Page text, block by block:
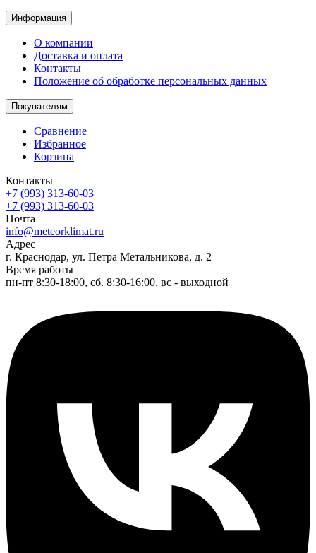
Информация
О компании
Доставка и оплата
Контакты
Положение об обработке персональных данных
Покупателям
Сравнение
Избранное
Корзина
Контакты
+7 (993) 313-60-03
+7 (993) 313-60-03
Почта
info@meteorklimat.ru
Адрес
г. Краснодар, ул. Петра Метальникова, д. 2
Время работы
пн-пт 8:30-18:00, сб. 8:30-16:00, вс - выходной